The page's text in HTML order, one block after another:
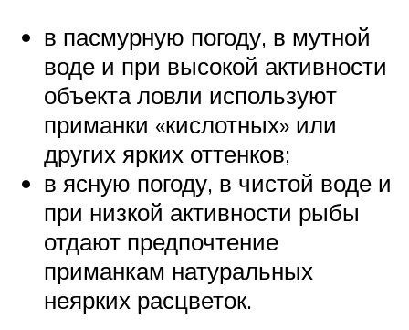
в пасмурную погоду, в мутной
воде и при высокой активности
объекта ловли используют
приманки «кислотных» или
других ярких оттенков;
в ясную погоду, в чистой воде и
при низкой активности рыбы
отдают предпочтение
приманкам натуральных
неярких расцветок.